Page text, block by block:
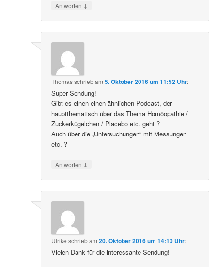
Antworten ↓
Thomasschriebam5. Oktober 2016 um 11:52 Uhr:
Super Sendung!
Gibt es einen einen ähnlichen Podcast, der
hauptthematisch über das Thema Homöopathie /
Zuckerkügelchen / Placebo etc. geht ?
Auch über die „Untersuchungen“ mit Messungen
etc. ?
Antworten ↓
Ulrike schriebam20. Oktober 2016 um 14:10 Uhr:
Vielen Dank für die interessante Sendung!